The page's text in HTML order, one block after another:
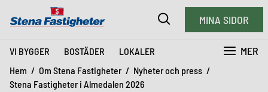
VI BYGGER BOSTÄDER LOKALER MER
MINA SIDOR
Hem Om Stena Fastigheter
Nyheter och press
Stena Fastigheter i Almedalen 2026